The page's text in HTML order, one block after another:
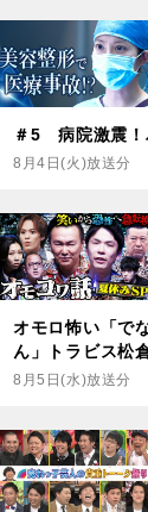
＃5 病院激震！
8月4日(火)放送分
オモロ怖い「で
ん」トラビス松
8月5日(水)放送分